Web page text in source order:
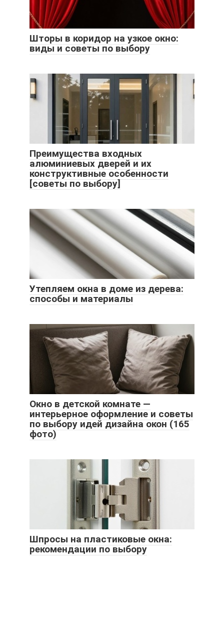
Шторы в коридор на узкое окно:
виды и советы по выбору
Преимущества входных
алюминиевых дверей и их
конструктивные особенности
[советы по выбору]
Утепляем окна в доме из дерева:
способы и материалы
Окно в детской комнате —
интерьерное оформление и советы
по выбору идей дизайна окон (165
фото)
Шпросы на пластиковые окна:
рекомендации по выбору